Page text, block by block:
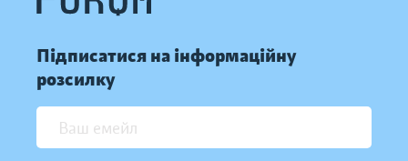
Підписатися на інформаційну
розсилку